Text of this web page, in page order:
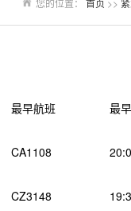
您的位置： 首页 >>
最早航班 最
CA1108
CZ3148